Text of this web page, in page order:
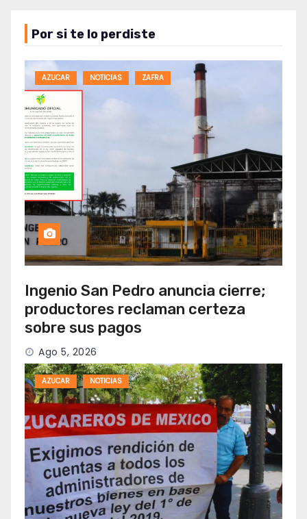
Por si te lo perdiste
AZUCAR NOTICIAS ZAFRA
Ingenio San Pedro anuncia cierre;
productores reclaman certeza
sobre sus pagos
Ago 5, 2026
AZUCAR NOTICIAS